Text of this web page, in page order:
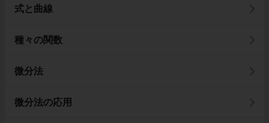
式と曲線
種々の関数
微分法
微分法の応用